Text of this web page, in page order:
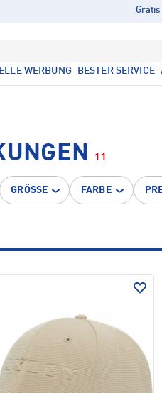
Gratis
WERBUNG BESTER SERVICE
11
GRÖSSE FARBE